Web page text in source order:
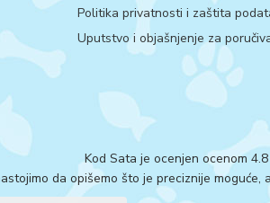
Politika privatnosti i zaštita
Uputstvo i objašnjenje za
Kod Sata je ocenjen ocenom
da opišemo što je preciznije